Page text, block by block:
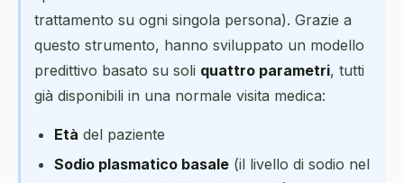
trattamento su ogni singola persona). Grazie a
questo strumento, hanno sviluppato un modello
predittivo basato su soli quattro parametri, tutti
già disponibili in una normale visita medica:
Età del paziente
Sodio plasmatico basale (il livello di sodio nel